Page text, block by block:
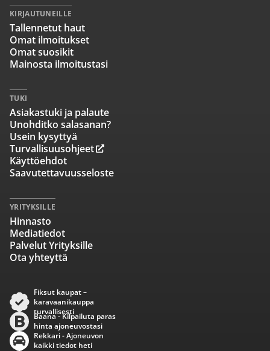
KIRJAUTUNEILLE
Tallennetut haut
Omat ilmoitukset
Omat suosikit
Mainosta ilmoitustasi
TUKI
Asiakastuki ja palaute
Unohditko salasanan?
Usein kysyttyä
Turvallisuusohjeet
Käyttöehdot
Saavutettavuusseloste
YRITYKSILLE
Hinnasto
Mediatiedot
Palvelut Yrityksille
Ota yhteyttä
Fiksut kaupat –
karavaanikauppa
turvallisesti
Baana - Kilpailuta paras
hinta ajoneuvostasi
Rekkari - Ajoneuvon
kaikki tiedot heti